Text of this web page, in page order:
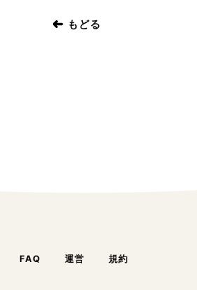
もどる
FAQ 運営 規約